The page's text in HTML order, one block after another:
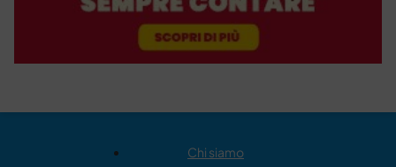
Chi siamo